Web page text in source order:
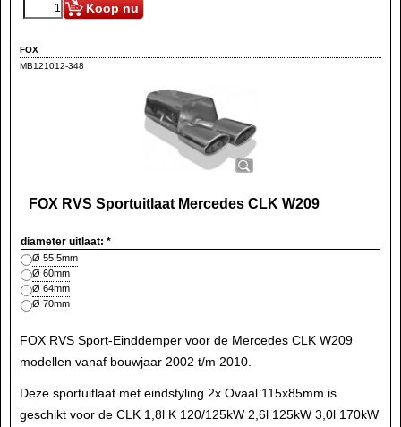
Koop nu
FOX
MB121012-348
FOX RVS Sportuitlaat Mercedes CLK W209
diameter uitlaat: *
Ø 55,5mm
Ø 60mm
Ø 64mm
Ø 70mm
FOX RVS Sport-Einddemper voor de Mercedes CLK W209
modellen vanaf bouwjaar 2002 t/m 2010.
Deze sportuitlaat met eindstyling 2x Ovaal 115x85mm is
geschikt voor de CLK 1,8l K 120/125kW 2,6l 125kW 3,0l 170kW